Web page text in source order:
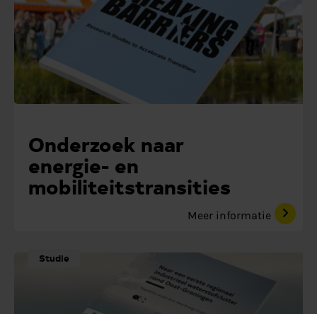
Onderzoek naar
energie- en
mobiliteitstransities
Meer informatie
Studie